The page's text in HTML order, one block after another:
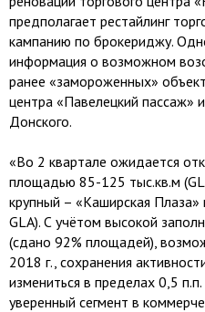
предполагает рестайлинг
кампанию по брокериджу.
информация о возможном
ранее «замороженных»
центра «Павелецкий
Донского.
«Во 2 квартале ожидается
площадью 85-125 тыс.кв.м
крупный – «Каширская
GLA). С учётом высокой
(сдано 92% площадей),
2018 г., сохранения
измениться в пределах 0,5
уверенный сегмент в